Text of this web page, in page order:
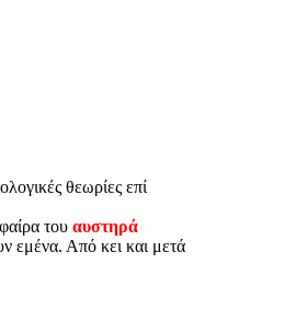
θεωρίες επί
του αυστηρά
εμένα. Από κει και μετά